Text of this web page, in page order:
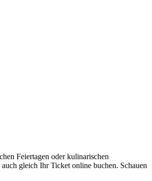
Feiertagen oder kulinarischen
gleich Ihr Ticket online buchen. Schauen